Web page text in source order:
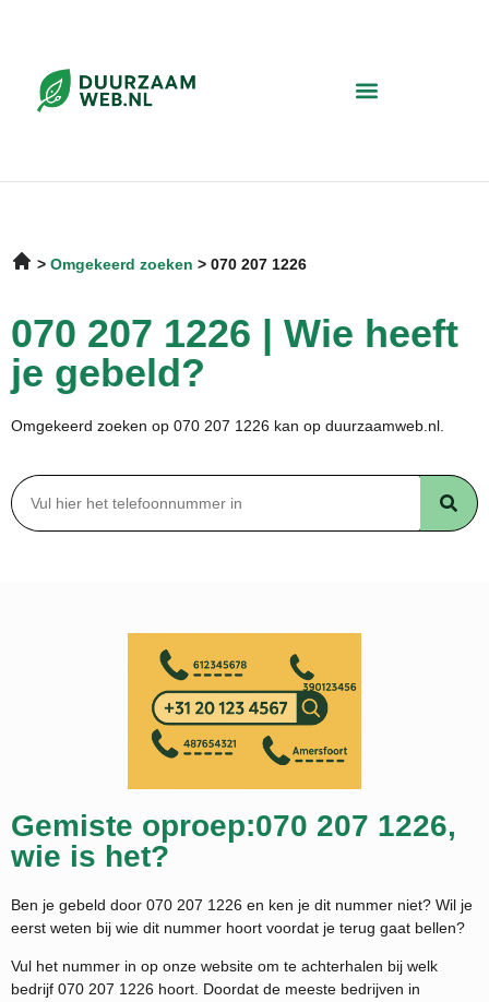
Omgekeerd zoeken 070 207 1226
070 207 1226 | Wie heeft
je gebeld?
Omgekeerd zoeken op 070 207 1226 kan op duurzaamweb.nl.
Gemiste oproep:070 207 1226,
wie is het?
Ben je gebeld door 070 207 1226 en ken je dit nummer niet? Wil je
eerst weten bij wie dit nummer hoort voordat je terug gaat bellen?
Vul het nummer in op onze website om te achterhalen bij welk
bedrijf 070 207 1226 hoort. Doordat de meeste bedrijven in